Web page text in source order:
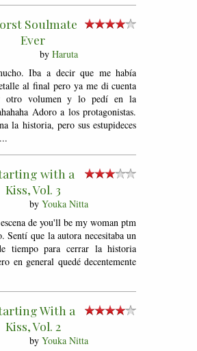
Soulmate
Ever
by Haruta
Iba a decir que me había
al final pero ya me di cuenta
otro volumen y lo pedí en la
Adoro a los protagonistas.
la historia, pero sus estupideces
with a
Kiss, Vol. 3
by Youka Nitta
de you'll be my woman ptm
Sentí que la autora necesitaba un
tiempo para cerrar la historia
en general quedé decentemente
With a
Kiss, Vol. 2
by Youka Nitta